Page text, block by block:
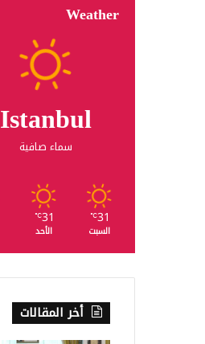
Weather
Istanbul
سماء صافية
31
℃
السبت
31
℃
الأحد
أخر المقالات